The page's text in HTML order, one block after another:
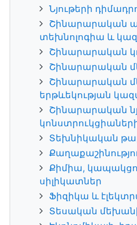
Նյութերի
Շինարարական
տեխնոլոգիա և
Շինարարական
Շինարարական
Շինարարական
երթևեկության
Շինարարական
Տեխնիկական
Քիմիա,
սիլիկատներ
Ֆիզիկա և
Տեսական